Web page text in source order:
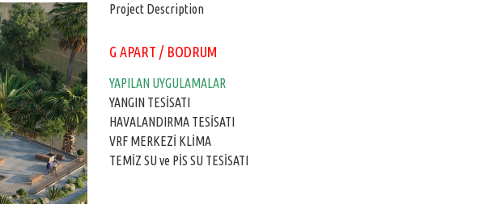
Project Description
G APART / BODRUM
YAPILAN UYGULAMALAR
YANGIN TESİSATI
HAVALANDIRMA TESİSATI
VRF MERKEZİ KLİMA
TEMİZ SU ve PİS SU TESİSATI